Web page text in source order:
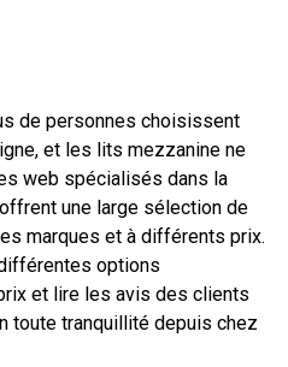
de personnes choisissent
et les lits mezzanine ne
web spécialisés dans la
une large sélection de
marques et à différents prix.
options
et lire les avis des clients
toute tranquillité depuis chez